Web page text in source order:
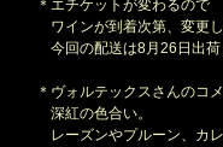
＊エチケットが変わるので
ワインが到着次第、変更し
今回の配送は8月26日出荷
＊ヴォルテックスさんのコ
深紅の色合い。
レーズンやプルーン、カ